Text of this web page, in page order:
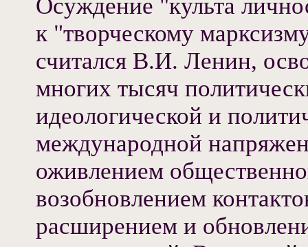
Осуждение "культа
к "творческому
считался В.И. Ленин,
многих тысяч
идеологической и
международной
оживлением
возобновлением
расширением и